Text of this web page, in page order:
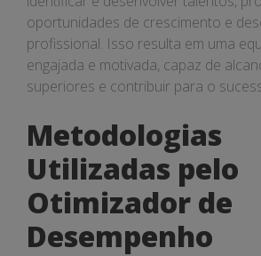
oportunidades de crescimento e
profissional. Isso resulta em uma
engajada e motivada, capaz de
superiores e contribuir para o
Metodologias
Utilizadas pelo
Otimizador de
Desempenho